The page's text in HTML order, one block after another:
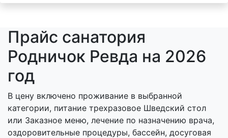
Прайс санатория
Родничок Ревда на 2026
год
В цену включено проживание в выбранной
категории, питание трехразовое Шведский стол
или Заказное меню, лечение по назначению врача,
оздоровительные процедуры, бассейн, досуговая